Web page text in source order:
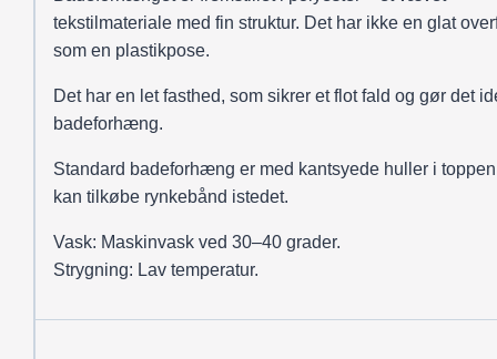
tekstilmateriale med fin struktur. Det har ikke en glat
som en plastikpose.
Det har en let fasthed, som sikrer et flot fald og gør det
badeforhæng.
Standard badeforhæng er med kantsyede huller i
kan tilkøbe rynkebånd istedet.
Vask: Maskinvask ved 30–40 grader.
Strygning: Lav temperatur.